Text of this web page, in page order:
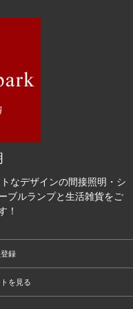
なデザインの間接照明・シ
ブルランプと生活雑貨をご
！
録
を見る